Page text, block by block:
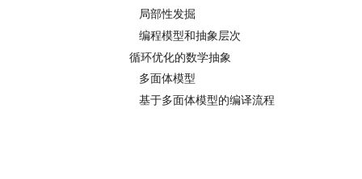
局部性发掘
编程模型和抽象层次
循环优化的数学抽象
多面体模型
基于多面体模型的编译流程